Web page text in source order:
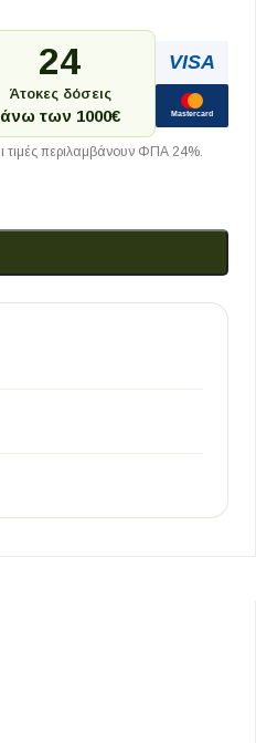
24
Άτοκες δόσεις
άνω των 1000€
VISA
Mastercard
τιμές περιλαμβάνουν ΦΠΑ 24%.